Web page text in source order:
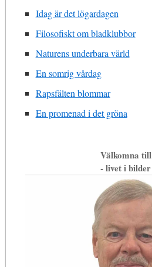
Idag är det lögardagen
Filosofiskt om bladklubbor
Naturens underbara värld
En somrig vårdag
Rapsfälten blommar
En promenad i det gröna
Välkomna till
- livet i bilder